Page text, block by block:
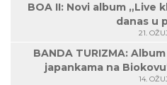
BOA II: Novi album „Live
danas u
21.
BANDA TURIZMA:
japankama na
14.